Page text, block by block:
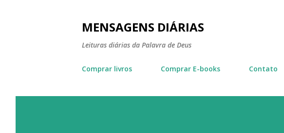
MENSAGENS DIÁRIAS
Leituras diárias da Palavra de Deus
Comprar livros Comprar E-books Contato